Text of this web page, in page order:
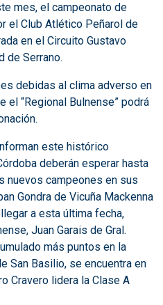
mes, el campeonato de
el Club Atlético Peñarol de
en el Circuito Gustavo
de Serrano.
debidas al clima adverso en
el “Regional Bulnense” podrá
este histórico
deberán esperar hasta
nuevos campeones en sus
Gondra de Vicuña Mackenna
a esta última fecha,
Juan Garais de Gral.
más puntos en la
San Basilio, se encuentra en
Cravero lidera la Clase A